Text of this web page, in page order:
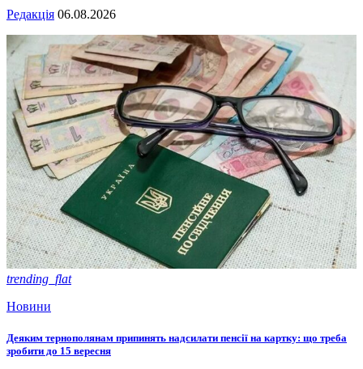
Редакція 06.08.2026
trending_flat
Новини
Деяким тернополянам припинять надсилати пенсії на картку: що треба
зробити до 15 вересня